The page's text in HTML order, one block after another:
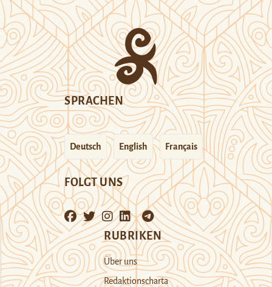
SPRACHEN
Deutsch English Français
FOLGT UNS
RUBRIKEN
Über uns
Redaktionscharta